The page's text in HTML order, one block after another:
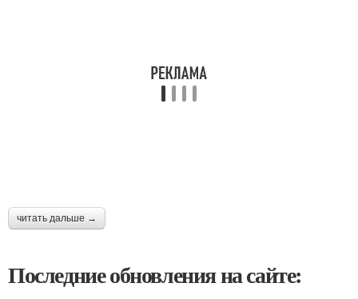
читать дальше →
Последние обновления на сайте: